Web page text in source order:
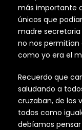
más importante
únicos que
madre
no nos permitían
como yo era el
Recuerdo que
saludando a
cruzaban, de los
todos como
debíamos